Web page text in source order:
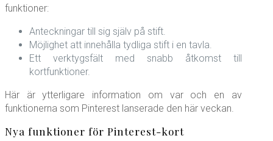
funktioner:
Anteckningar till sig själv på stift.
Möjlighet att innehålla tydliga stift i en tavla.
Ett verktygsfält med snabb åtkomst till
kortfunktioner.
Här är ytterligare information om var och en av
funktionerna som Pinterest lanserade den här veckan.
Nya funktioner för Pinterest-kort